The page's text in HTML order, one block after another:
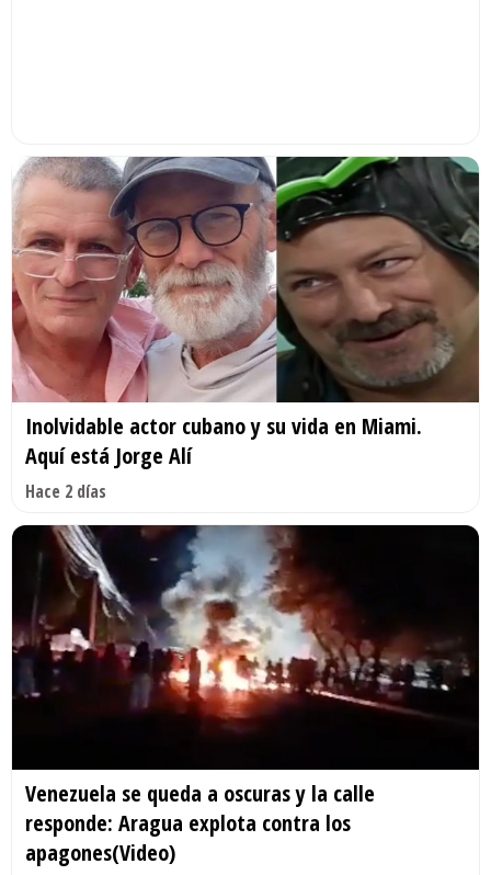
Inolvidable actor cubano y su vida en Miami.
Aquí está Jorge Alí
Hace 2 días
Venezuela se queda a oscuras y la calle
responde: Aragua explota contra los
apagones(Video)